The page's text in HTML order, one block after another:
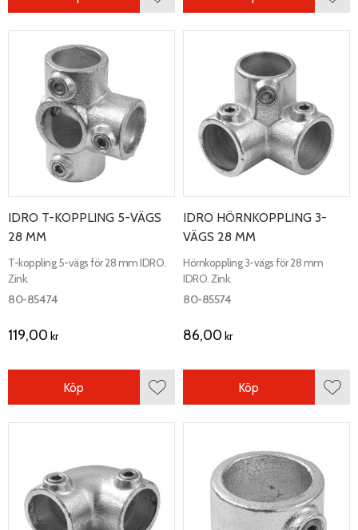
Lägg till i favoriter
IDRO T-KOPPLING 5-VÄGS
28 MM
T-koppling 5-vägs för 28 mm IDRO.
Zink.
80-85474
119,00 kr
Lägg till i favoriter
Köp
IDRO HÖRNKOPPLING 3-
VÄGS 28 MM
Hörnkoppling 3-vägs för 28 mm
IDRO. Zink.
80-85574
86,00 kr
Köp